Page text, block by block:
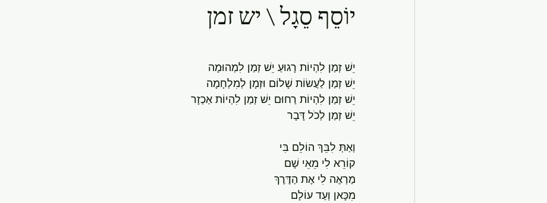
יוֹסֵף סֵגָל \ יש זמן
יֵשׁ זְמַן לִהְיוֹת רָגוּעַ יֵשׁ זְמַן לִמְהוּמָה
יֵשׁ זְמַן לַעֲשׂוֹת שָׁלוֹם וּזְמָן לְמִלְחָמָה
יֵשׁ זְמַן לִהְיוֹת רַחוּם יֵשׁ זְמַן לִהְיוֹת אַכְזָר
יֵשׁ זְמַן לְכֹל דָּבָר
וְאַתְּ לִבֵּךְ הוֹלֵם בִּי
קוֹרֵא לִי מֵאֵי שָׁם
מַרְאֶה לִי אֶת הַדֶּרֶךְ
מִכָּאן וְעַד עוֹלָם